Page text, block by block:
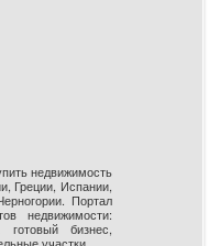
недвижимость
Греции, Испании,
Портал
недвижимости:
бизнес,